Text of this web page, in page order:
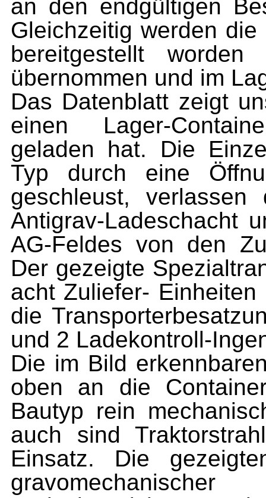
an den endgültigen
Gleichzeitig werden
bereitgestellt
übernommen und im
Das Datenblatt zeigt
einen Lager-
geladen hat. Die
Typ durch eine
geschleust,
Antigrav-Ladeschacht
AG-Feldes von den
Der gezeigte
acht Zuliefer-
die
und 2 Ladekontroll-
Die im Bild
oben an die
Bautyp rein
auch sind
Einsatz. Die
gravomechanischer